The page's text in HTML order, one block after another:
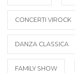
CONCERTI VIROCK
DANZA CLASSICA
FAMILY SHOW